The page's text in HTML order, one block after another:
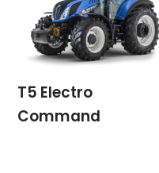
T5 Electro
Command